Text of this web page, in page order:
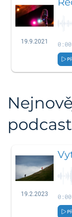
19.9.2021 0:00
19.2.2023 0:00